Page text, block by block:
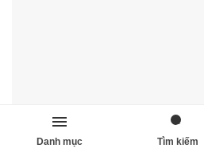
Danh mục Tìm kiếm